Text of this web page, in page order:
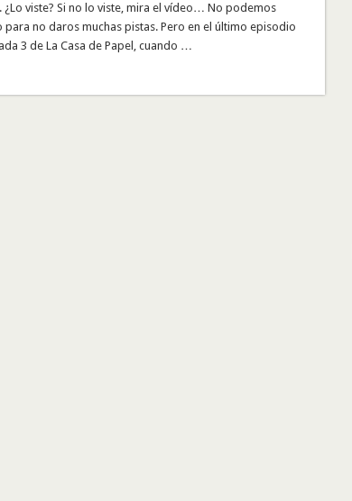
¿Lo viste? Si no lo viste, mira el vídeo… No podemos
para no daros muchas pistas. Pero en el último episodio
3 de La Casa de Papel, cuando …